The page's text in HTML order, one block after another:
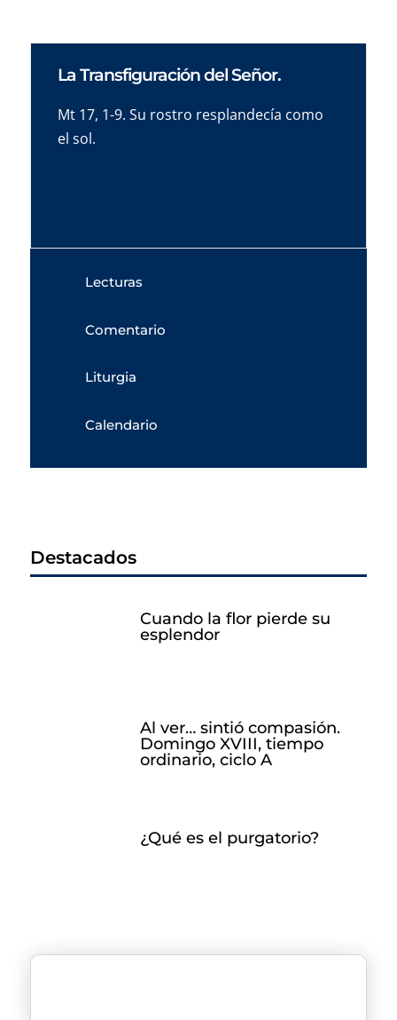
La Transfiguración del Señor.
Mt 17, 1-9. Su rostro resplandecía como
el sol.
Lecturas
Comentario
Liturgia
Calendario
Destacados
Cuando la flor pierde su
esplendor
Al ver… sintió compasión.
Domingo XVIII, tiempo
ordinario, ciclo A
¿Qué es el purgatorio?